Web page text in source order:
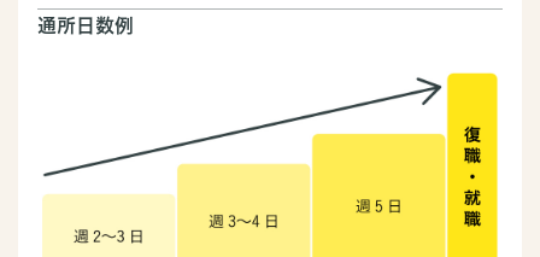
通所日数例